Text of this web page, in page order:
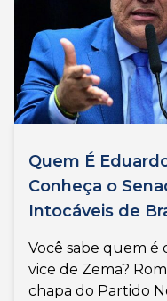
Quem É
Conheça o
Intocáveis de
Você sabe quem é
vice de Zema?
chapa do Partido